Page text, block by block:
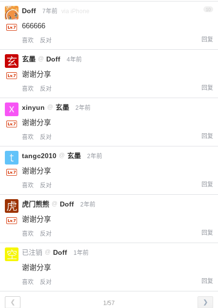
Doff 7年前 via iPhone
666666
喜欢 反对 回复
玄墨 @ Doff 4年前
谢谢分享
喜欢 反对 回复
xinyun @ 玄墨 2年前
谢谢分享
喜欢 反对 回复
tangc2010 @ 玄墨 2年前
谢谢分享
喜欢 反对 回复
虎门熊熊 @ Doff 2年前
谢谢分享
喜欢 反对 回复
已注销 @ Doff 1年前
谢谢分享
喜欢 反对 回复
1/57
❮ ❯